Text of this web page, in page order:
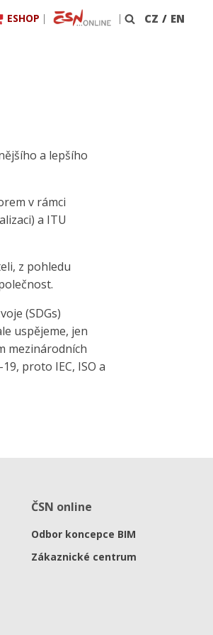
ESHOP | | Vyhledávání
CZ / EN
a lepšího
v rámci
a ITU
z pohledu
(SDGs)
uspějeme, jen
mezinárodních
proto IEC, ISO a
ČSN online
Odbor koncepce BIM
Zákaznické centrum